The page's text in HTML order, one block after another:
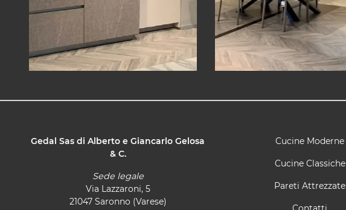
Gedal Sas di Alberto e Giancarlo Gelosa
& C.
Sede legale
Via Lazzaroni, 5
21047 Saronno (Varese)
Cucine Moderne
Cucine Classiche
Pareti Attrezzate